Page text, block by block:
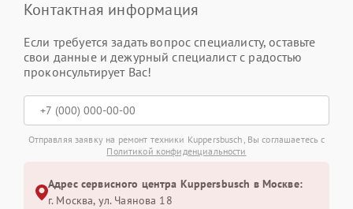
Контактная информация
Если требуется задать вопрос специалисту, оставьте
свои данные и дежурный специалист с радостью
проконсультирует Вас!
Отправляя заявку на ремонт техники Kuppersbusch, Вы соглашаетесь с
Политикой конфиденциальности
Адрес сервисного центра Kuppersbusch в Москве:
г. Москва, ул. Чаянова 18